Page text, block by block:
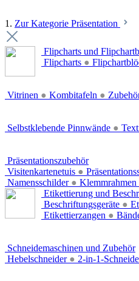
1. Zur Kategorie Präsentation
Flipcharts und
Flipcharts ●
Vitrinen ● Kombitafeln ●
Selbstklebende Pinnwände ●
Präsentationszubehör
Visitenkartenetuis ●
Namensschilder ● Klemmrahmen
Etikettierung und
Beschriftungsgeräte ●
Etikettierzangen ●
Schneidemaschinen und Zubehör
Hebelschneider ● 2-in-1-